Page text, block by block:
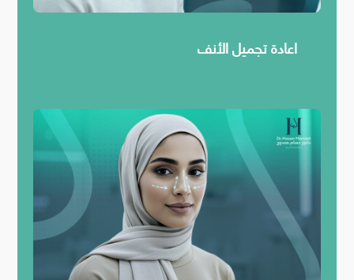
اعادة تجميل الأنف